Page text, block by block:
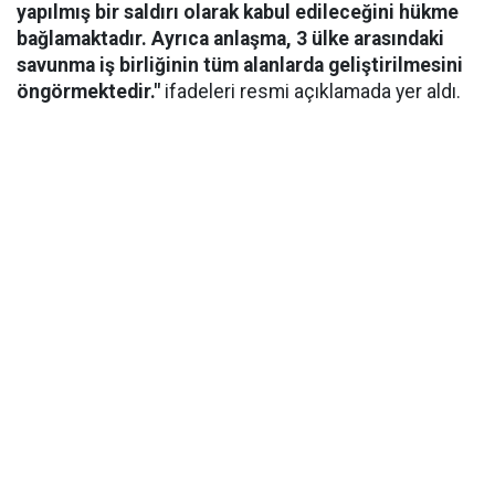
yapılmış bir saldırı olarak kabul edileceğini hükme
bağlamaktadır. Ayrıca anlaşma, 3 ülke arasındaki
savunma iş birliğinin tüm alanlarda geliştirilmesini
öngörmektedir." ifadeleri resmi açıklamada yer aldı.